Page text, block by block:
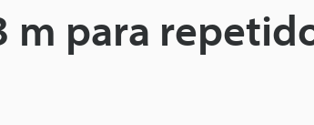
m para